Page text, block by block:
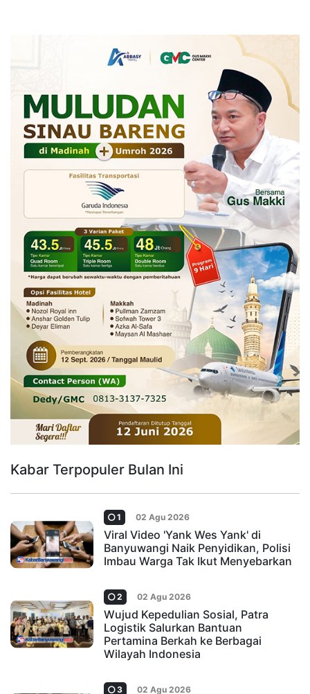
Kabar Terpopuler Bulan Ini
1 02 Agu 2026
Viral Video 'Yank Wes Yank' di
Banyuwangi Naik Penyidikan, Polisi
Imbau Warga Tak Ikut Menyebarkan
2 02 Agu 2026
Wujud Kepedulian Sosial, Patra
Logistik Salurkan Bantuan
Pertamina Berkah ke Berbagai
Wilayah Indonesia
3 02 Agu 2026